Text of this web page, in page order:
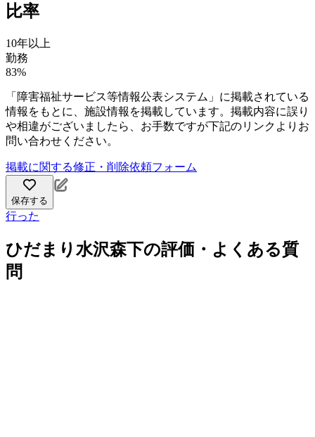
比率
10年以上
勤務
83%
「障害福祉サービス等情報公表システム」に掲載されている
情報をもとに、施設情報を掲載しています。掲載内容に誤り
や相違がございましたら、お手数ですが下記のリンクよりお
問い合わせください。
掲載に関する修正・削除依頼フォーム
保存する
行った
ひだまり水沢森下の評価・よくある質
問